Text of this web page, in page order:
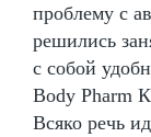
проблему с
решились
с собой
Body Pharm
Всяко речь